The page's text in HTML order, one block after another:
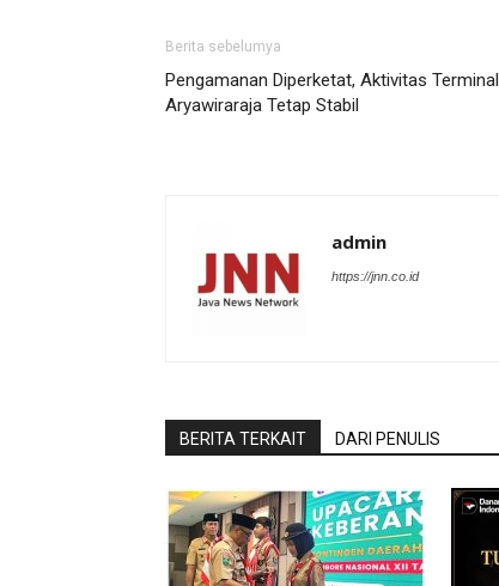
Berita sebelumya
Pengamanan Diperketat, Aktivitas Terminal
Aryawiraraja Tetap Stabil
admin
https://jnn.co.id
BERITA TERKAIT DARI PENULIS